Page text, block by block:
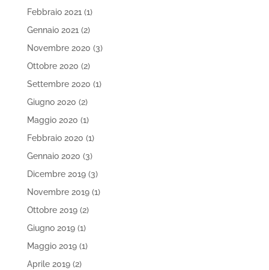
Febbraio 2021(1)
Gennaio 2021(2)
Novembre 2020 (3)
Ottobre 2020 (2)
Settembre 2020 (1)
Giugno 2020 (2)
Maggio 2020 (1)
Febbraio 2020 (1)
Gennaio 2020 (3)
Dicembre 2019(3)
Novembre 2019(1)
Ottobre 2019(2)
Giugno 2019(1)
Maggio 2019(1)
Aprile 2019(2)